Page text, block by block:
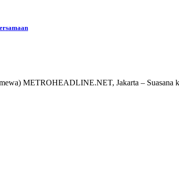
METROHEADLINE.NET, Jakarta – Suasana